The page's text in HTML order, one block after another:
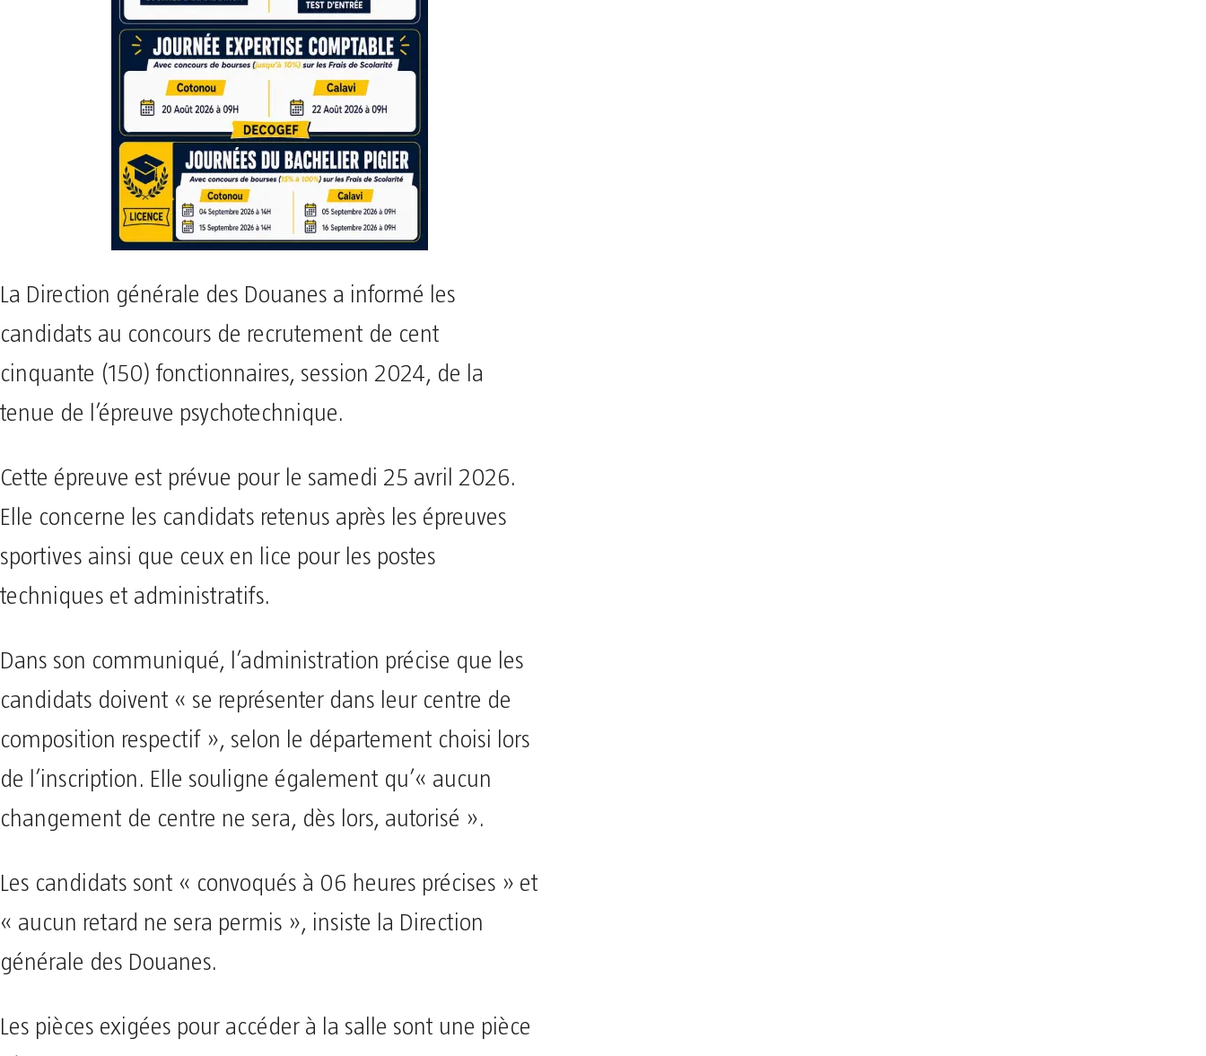
La Direction générale des Douanes a informé les
candidats au concours de recrutement de cent
cinquante (150) fonctionnaires, session 2024, de la
tenue de l’épreuve psychotechnique.
Cette épreuve est prévue pour le samedi 25 avril 2026.
Elle concerne les candidats retenus après les épreuves
sportives ainsi que ceux en lice pour les postes
techniques et administratifs.
Dans son communiqué, l’administration précise que les
candidats doivent « se représenter dans leur centre de
composition respectif », selon le département choisi lors
de l’inscription. Elle souligne également qu’« aucun
changement de centre ne sera, dès lors, autorisé ».
Les candidats sont « convoqués à 06 heures précises » et
« aucun retard ne sera permis », insiste la Direction
générale des Douanes.
Les pièces exigées pour accéder à la salle sont une pièce